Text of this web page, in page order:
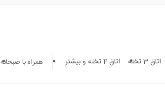
اتاق 3 تخته اتاق 4 تخته و بیشتر همراه با صبحانه